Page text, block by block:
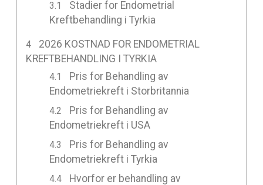
Stadier for Endometrial
Kreftbehandling i Tyrkia
2026 KOSTNAD FOR ENDOMETRIAL
KREFTBEHANDLING I TYRKIA
Pris for Behandling av
Endometriekreft i Storbritannia
Pris for Behandling av
Endometriekreft i USA
Pris for Behandling av
Endometriekreft i Tyrkia
Hvorfor er behandling av